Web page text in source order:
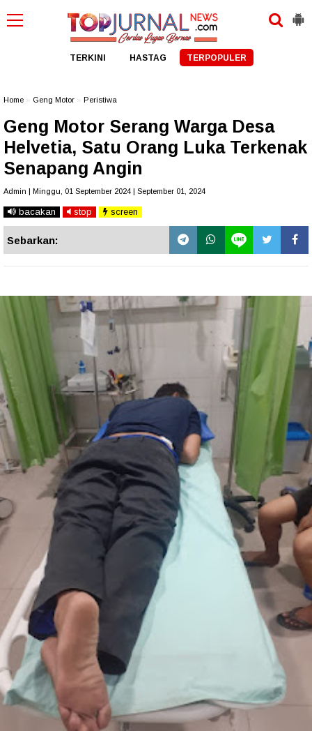
TERKINI HASTAG TERPOPULER
Home Geng Motor Peristiwa
Geng Motor Serang Warga Desa
Helvetia, Satu Orang Luka Terkenak
Senapang Angin
Admin | Minggu, 01 September 2024 | September 01, 2024
bacakan stop screen
Sebarkan: